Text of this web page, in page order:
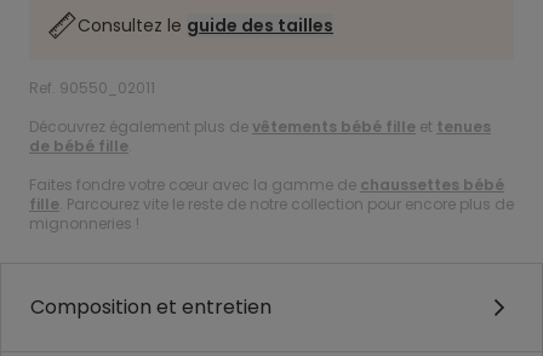
Consultez le guide des tailles
Ref. 90550_02011
Découvrez également plus devêtements bébé fille et tenues
de bébé fille.
Faites fondre votre cœur avec la gamme de chaussettes bébé
fille. Parcourez vite le reste de notre collection pour encore plus de
mignonneries !
Composition et entretien